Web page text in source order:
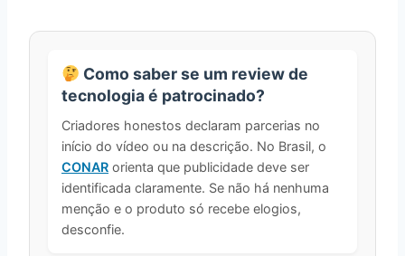
Como saber se um review de
tecnologia é patrocinado?
Criadores honestos declaram parcerias no
início do vídeo ou na descrição. No Brasil, o
CONAR orienta que publicidade deve ser
identificada claramente. Se não há nenhuma
menção e o produto só recebe elogios,
desconfie.